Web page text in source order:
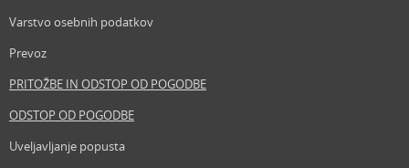
Varstvo osebnih podatkov
Prevoz
PRITOŽBE IN ODSTOP OD POGODBE
ODSTOP OD POGODBE
Uveljavljanje popusta